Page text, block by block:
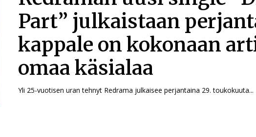
Part” julkaistaan
kappale on kokonaan
omaa käsialaa
Yli 25-vuotisen uran tehnyt Redrama julkaisee perjantaina 29. toukokuuta...